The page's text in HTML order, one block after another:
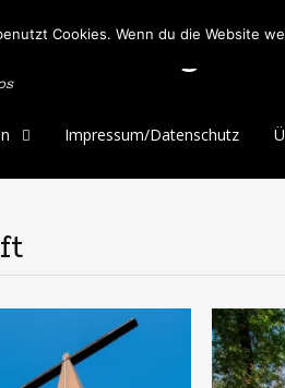
Photoblog
Impressum/Datenschutz
Cookies. Wenn du die Website